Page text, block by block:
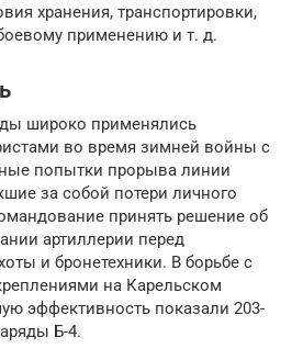
хранения, транспортировки,
применению и т. д.
широко применялись
во время зимней войны с
попытки прорыва линии
за собой потери личного
принять решение об
артиллерии перед
и бронетехники. В борьбе с
на Карельском
эффективность показали 203-
Б-4.